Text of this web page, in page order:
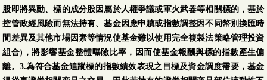
股即將異動、標的成分股因屬於人權爭議或軍火武器等相關標的，基於
控管政經風險而無法持有、基金因應申贖或指數調整因不同幣別換匯時
間差異及其他市場因素等情況使基金難以使用完全複製法策略管理投資
組合)，將影響基金整體曝險比率，因而使基金報酬與標的指數產生偏
離。3.為符合基金追蹤標的指數績效表現之目標及資金調度需要，基金